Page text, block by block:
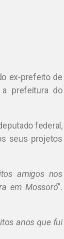
ex-prefeito de
a prefeitura do
federal,
seus projetos
amigos nos
em Mossoró”.
anos que fui